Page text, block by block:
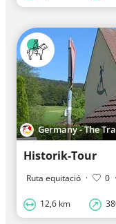
Germany - The
Historik-Tour
Ruta equitació · 0 ·
12,6 km